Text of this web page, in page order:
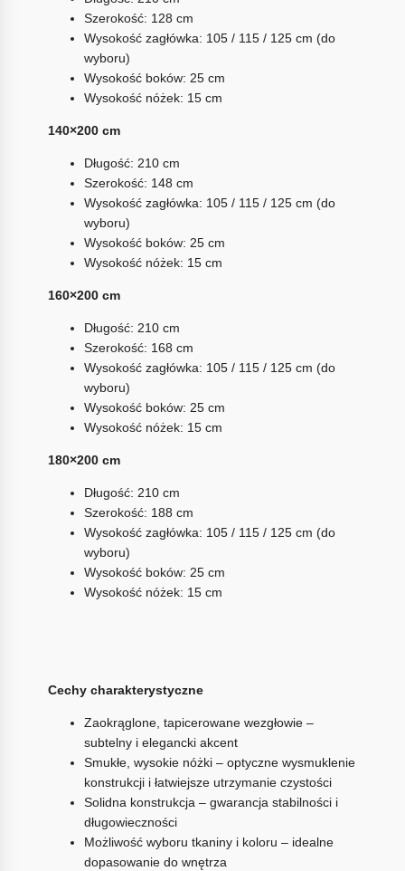
Szerokość: 128 cm
Wysokość zagłówka: 105 / 115 / 125 cm (do
wyboru)
Wysokość boków: 25 cm
Wysokość nóżek: 15 cm
140×200 cm
Długość: 210 cm
Szerokość: 148 cm
Wysokość zagłówka: 105 / 115 / 125 cm (do
wyboru)
Wysokość boków: 25 cm
Wysokość nóżek: 15 cm
160×200 cm
Długość: 210 cm
Szerokość: 168 cm
Wysokość zagłówka: 105 / 115 / 125 cm (do
wyboru)
Wysokość boków: 25 cm
Wysokość nóżek: 15 cm
180×200 cm
Długość: 210 cm
Szerokość: 188 cm
Wysokość zagłówka: 105 / 115 / 125 cm (do
wyboru)
Wysokość boków: 25 cm
Wysokość nóżek: 15 cm
Cechy charakterystyczne
Zaokrąglone, tapicerowane wezgłowie –
subtelny i elegancki akcent
Smukłe, wysokie nóżki – optyczne wysmuklenie
konstrukcji i łatwiejsze utrzymanie czystości
Solidna konstrukcja – gwarancja stabilności i
długowieczności
Możliwość wyboru tkaniny i koloru – idealne
dopasowanie do wnętrza